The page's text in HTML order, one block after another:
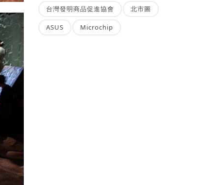
台灣發明商品促進協會 北市圖
ASUS Microchip